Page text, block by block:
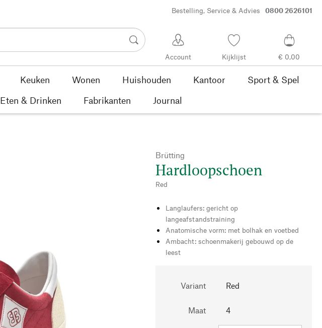
Bestelling, Service & Advies 0800 2626101
Account Kijklijst € 0,00
Keuken Wonen Huishouden Kantoor
Sport & Spel
Eten & Drinken Fabrikanten Journal
Brütting
Hardloopschoen
Red
Langlaufers: gericht op
langeafstandstraining
Anatomische vorm: met bolhak en voetbed
Ambacht: schoenmakerij gebouwd op de
leest
Variant Red
Maat 4